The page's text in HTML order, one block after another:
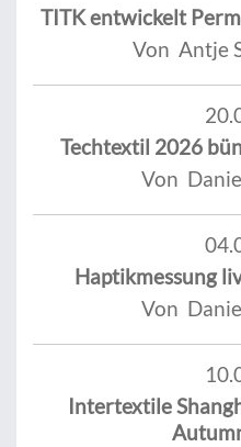
TITK entwickelt
Von Antje
Techtextil 2026
Von
Haptikmessung
Von
Intertextile